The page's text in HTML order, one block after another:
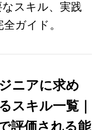
スキル、実践
ガイド。
ニアに求め
スキル一覧｜
評価される能